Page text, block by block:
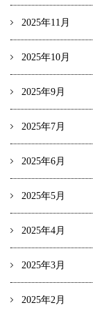
2025年11月
2025年10月
2025年9月
2025年7月
2025年6月
2025年5月
2025年4月
2025年3月
2025年2月